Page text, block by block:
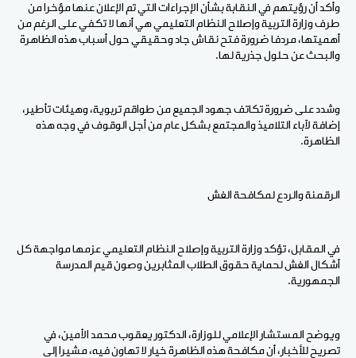
وأكد أن رؤيتهم في النقابة بشأن الإجراءات التي تم الإعلان عنها مؤخرا من
طرف وزارة التربية وإصلاح النظام التعليمي هي أنها لا تكفي على الرغم من
أهميتها، مردفا ضرورة فتح نقاش جاد وحقيقي حول أسباب هذه الظاهرة
والبحث عن حلول جذرية لها.
وشدد على ضرورة تكاتف جهود الجميع من طواقم تربوية، وهيئات تأطير،
إضافة لآباء التلاميذ والمجتمع بشكل عام من أجل الوقوف في وجه هذه
الظاهرة.
الرقمنة والردع لمكافحة الغش
في المقابل، تؤكد وزارة التربية وإصلاح النظام التعليمي عزمها مواجهة كل
أشكال الغش لحماية حقوق الطلاب المثابرين وصون قيم المدرسة
الجمهورية.
ويوضح المستشار الإعلامي للوزارة، الدكتور يعقوب محمد الأمين، في
تصريح للأخبار، أن مكافحة هذه الظاهرة خيار لا تهاون فيه، مشيرا إلى